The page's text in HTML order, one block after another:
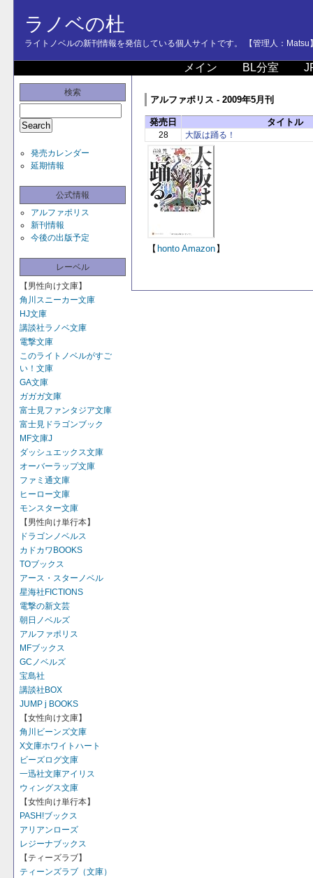
ラノベの杜
ライトノベルの新刊情報を発信している個人サイトです。 【管理人：Matsu
メイン BL分室
検索
発売カレンダー
延期情報
公式情報
アルファポリス
新刊情報
今後の出版予定
レーベル
【男性向け文庫】
角川スニーカー文庫
HJ文庫
講談社ラノベ文庫
電撃文庫
このライトノベルがすご
い！文庫
GA文庫
ガガガ文庫
富士見ファンタジア文庫
富士見ドラゴンブック
MF文庫J
ダッシュエックス文庫
オーバーラップ文庫
ファミ通文庫
ヒーロー文庫
モンスター文庫
【男性向け単行本】
ドラゴンノベルス
カドカワBOOKS
TOブックス
アース・スターノベル
星海社FICTIONS
電撃の新文芸
朝日ノベルズ
アルファポリス
MFブックス
GCノベルズ
宝島社
講談社BOX
JUMP j BOOKS
【女性向け文庫】
角川ビーンズ文庫
X文庫ホワイトハート
ビーズログ文庫
一迅社文庫アイリス
ウィングス文庫
【女性向け単行本】
PASH!ブックス
アリアンローズ
レジーナブックス
【ティーズラブ】
ティーンズラブ（文庫）
アルファポリス - 2009年5月刊
発売日 タイトル
28 大阪は踊る！
【 honto Amazon 】